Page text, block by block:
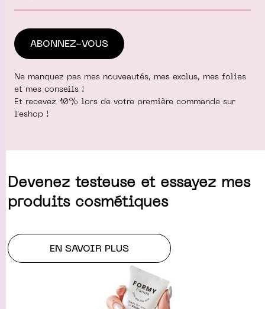
Ne manquez pas mes nouveautés, mes exclus, mes folies
et mes conseils !
Et recevez 10% lors de votre première commande sur
l'eshop !
Devenez testeuse et essayez mes
produits cosmétiques
EN SAVOIR PLUS